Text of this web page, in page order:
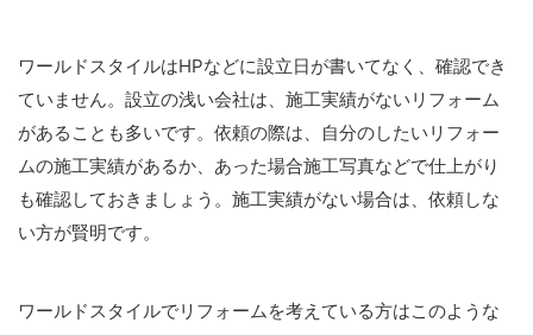
ワールドスタイルはHPなどに設立日が書いてなく、確認でき
ていません。設立の浅い会社は、施工実績がないリフォーム
があることも多いです。依頼の際は、自分のしたいリフォー
ムの施工実績があるか、あった場合施工写真などで仕上がり
も確認しておきましょう。施工実績がない場合は、依頼しな
い方が賢明です。
ワールドスタイルでリフォームを考えている方はこのような